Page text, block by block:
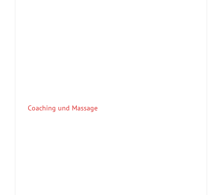
Coaching und Massage